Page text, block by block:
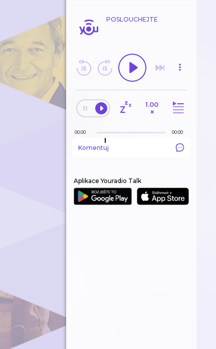
POSLOUCHEJTE
1.00
×
00:00 00:00
Komentuj
Aplikace Youradio Talk